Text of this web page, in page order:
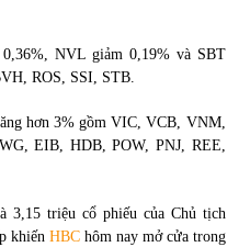
NVL giảm 0,19% và SBT
ROS, SSI, STB.
hơn 3% gồm VIC, VCB, VNM,
EIB, HDB, POW, PNJ, REE,
3,15 triệu cổ phiếu của Chủ tịch
khiến HBChôm nay mở cửa trong